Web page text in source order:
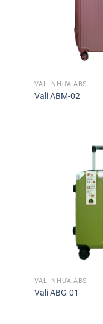
VALI NHỰA ABS
Vali ABM-02
VALI NHỰA ABS
Vali ABG-01